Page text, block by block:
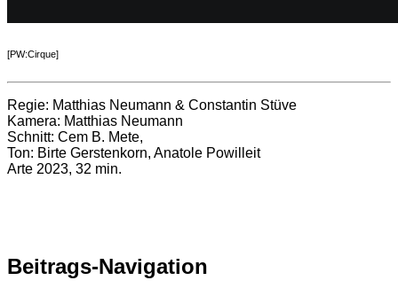
[PW:Cirque]
Regie: Matthias Neumann & Constantin Stüve
Kamera: Matthias Neumann
Schnitt: Cem B. Mete,
Ton: Birte Gerstenkorn, Anatole Powilleit
Arte 2023, 32 min.
Beitrags-Navigation